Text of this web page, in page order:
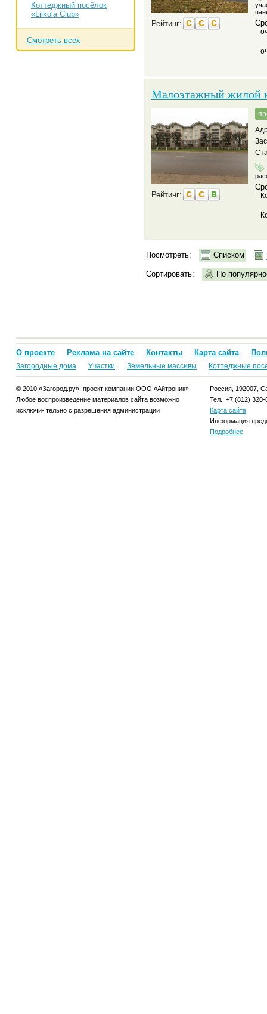
Коттеджный посёлок
«Liikola Club»
Смотреть всех
Рейтинг:
Малоэтажный жилой
Рейтинг:
Посмотреть: Списком
Сортировать: По
О проекте Реклама на сайте Контакты Карта сайта
Загородные дома Участки Земельные массивы Коттеджные
© 2010 «Загород.ру», проект компании ООО «Айтроник».
Любое воспроизведение материалов сайта возможно
исключи- тельно с разрешения администрации
Россия, 192007,
Тел.: +7 (812) 320-
Карта сайта
Информация
Подробнее